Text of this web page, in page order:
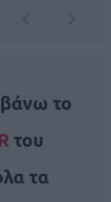
το
του
τα